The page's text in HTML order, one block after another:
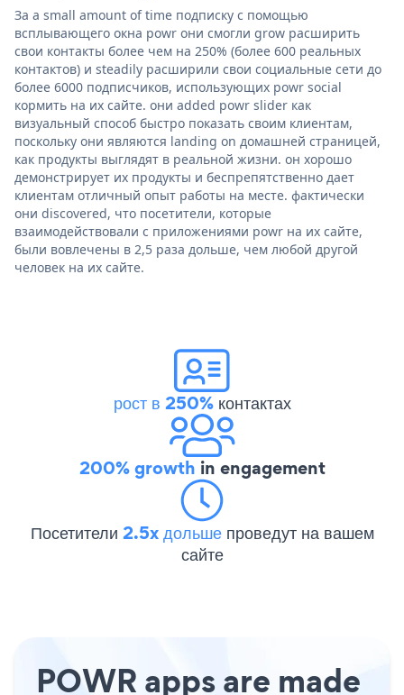
За a small amount of time подписку с помощью
всплывающего окна powr они смогли grow расширить
свои контакты более чем на 250% (более 600 реальных
контактов) и steadily расширили свои социальные сети до
более 6000 подписчиков, использующих powr social
кормить на их сайте. они added powr slider как
визуальный способ быстро показать своим клиентам,
поскольку они являются landing on домашней страницей,
как продукты выглядят в реальной жизни. он хорошо
демонстрирует их продукты и беспрепятственно дает
клиентам отличный опыт работы на месте. фактически
они discovered, что посетители, которые
взаимодействовали с приложениями powr на их сайте,
были вовлечены в 2,5 раза дольше, чем любой другой
человек на их сайте.
рост в 250%контактах
200% growth in engagement
Посетители 2.5x дольше проведут на вашем
сайте
POWR apps are made